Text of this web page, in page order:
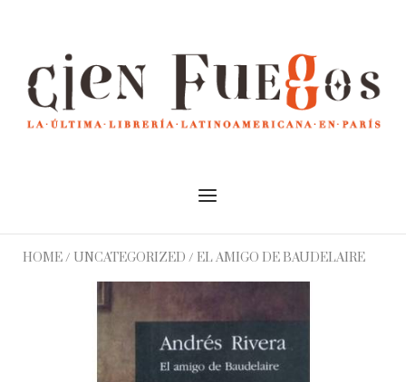
Menu
HOME/ UNCATEGORIZED / EL AMIGO DE BAUDELAIRE